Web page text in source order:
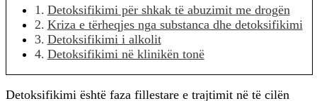
Detoksifikimi për shkak të abuzimit me drogën
Kriza e tërheqjes nga substanca dhe detoksifikimi
Detoksifikimi i alkolit
Detoksifikimi në klinikën tonë
Detoksifikimi është faza fillestare e trajtimit në të cilën